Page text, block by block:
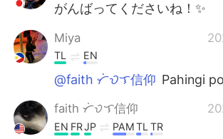
がんばってくださいね！✨
Miya
TL EN
@faith ᜆᜒᜏᜎ信仰 Pahingi
faith ᜆᜒᜏᜎ信仰
EN FRJP PAM TL TR